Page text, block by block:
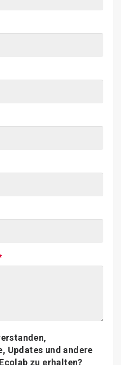
Updates und andere
zu erhalten?